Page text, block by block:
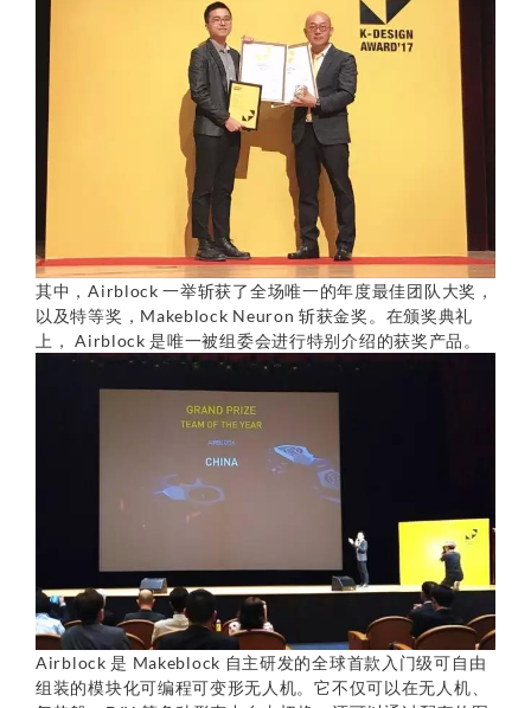
其中，Airblock 一举斩获了全场唯一的年度最佳团队大奖，
以及特等奖，Makeblock Neuron 斩获金奖。在颁奖典礼
上， Airblock 是唯一被组委会进行特别介绍的获奖产品。
Airblock 是 Makeblock 自主研发的全球首款入门级可自由
组装的模块化可编程可变形无人机。它不仅可以在无人机、